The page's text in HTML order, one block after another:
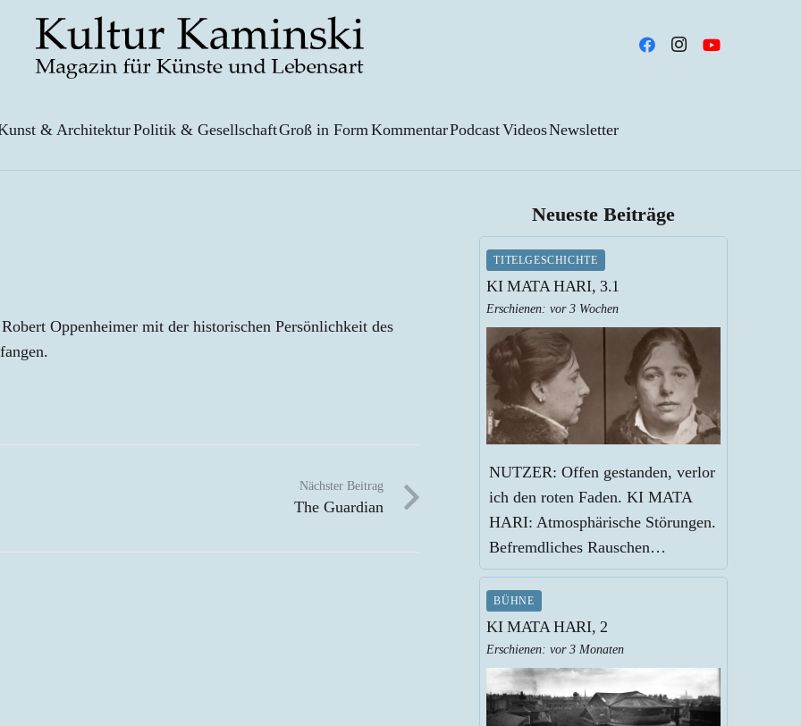
& ArchitekturPolitik & GesellschaftGroß in Form KommentarPodcastVideosNewsletter
Oppenheimer mit der historischen Persönlichkeit des
Nächster Beitrag
The Guardian
Neueste Beiträge
TITELGESCHICHTE
KI MATA HARI, 3.1
Erschienen: vor 3 Wochen
NUTZER: Offen gestanden, verlor
ich den roten Faden. KI MATA
HARI: Atmosphärische Störungen.
Befremdliches Rauschen…
BÜHNE
KI MATA HARI, 2
Erschienen: vor 3 Monaten